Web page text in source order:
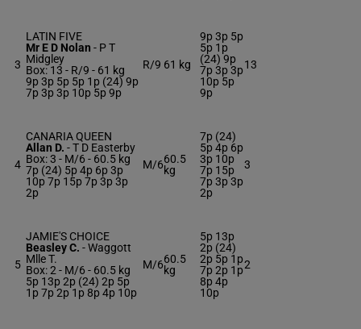
3
LATIN FIVE
Mr E D Nolan - P T
Midgley
Box: 13 - R/9 - 61 kg
9p 3p 5p 5p 1p (24) 9p
7p 3p 3p 10p 5p 9p
R/9 61 kg
9p 3p 5p
5p 1p
(24) 9p
7p 3p 3p
10p 5p
9p
13
4
CANARIA QUEEN
Allan D. -T D Easterby
Box: 3 - M/6 - 60.5 kg
7p (24) 5p 4p 6p 3p
10p 7p 15p 7p 3p 3p
2p
M/660.5
kg
7p (24)
5p 4p 6p
3p 10p
7p 15p
7p 3p 3p
2p
3
5
JAMIE'S CHOICE
Beasley C. -Waggott
Mlle T.
Box: 2 - M/6 - 60.5 kg
5p 13p 2p (24) 2p 5p
1p 7p 2p 1p 8p 4p 10p
M/660.5
kg
5p 13p
2p (24)
2p 5p 1p
7p 2p 1p
8p 4p
10p
2